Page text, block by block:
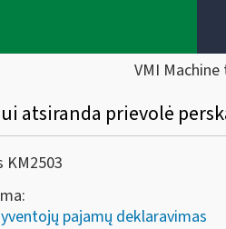
VMI
atsiranda prievolė
KM2503
pajamų deklaravimas